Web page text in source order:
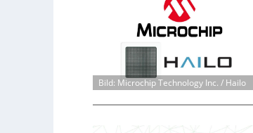
Bild: Microchip Technology Inc. / Hailo